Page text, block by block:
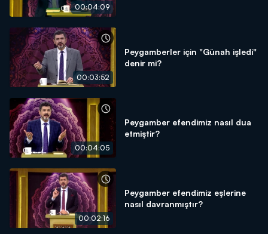
00:04:09
00:03:52
Peygamberler için "Günah işledi"
denir mi?
00:04:05
Peygamber efendimiz nasıl dua
etmiştir?
00:02:16
Peygamber efendimiz eşlerine
nasıl davranmıştır?